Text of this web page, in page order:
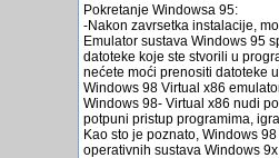
Pokretanje Windowsa 95:
-Nakon zavrsetka instalacije,
Emulator sustava Windows 95
datoteke koje ste stvorili u
nećete moći prenositi datoteke
Windows 98 Virtual x86
Windows 98- Virtual x86 nudi
potpuni pristup programima,
Kao sto je poznato, Windows
operativnih sustava Windows